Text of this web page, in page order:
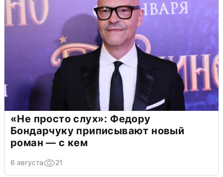
«Не просто слух»: Федору
Бондарчуку приписывают новый
роман — с кем
6 августа 21